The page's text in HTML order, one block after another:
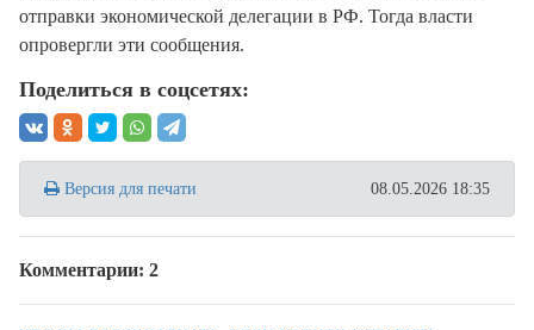
отправки экономической делегации в РФ. Тогда власти
опровергли эти сообщения.
Поделиться в соцсетях:
Версия для печати 08.05.2026 18:35
Комментарии: 2